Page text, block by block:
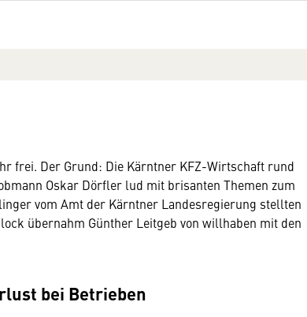
frei. Der Grund: Die Kärntner KFZ-Wirtschaft rund
Oskar Dörfler lud mit brisanten Themen zum
vom Amt der Kärntner Landesregierung stellten
übernahm Günther Leitgeb von willhaben mit den
bei Betrieben